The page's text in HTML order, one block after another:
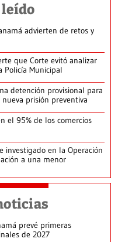
leído
advierten de retos y
que Corte evitó analizar
Municipal
detención provisional para
prisión preventiva
el 95% de los comercios
investigado en la Operación
a una menor
prevé primeras
de 2027